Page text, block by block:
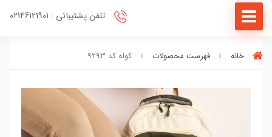
تلفن پشتیبانی : 02146121901
خانه فهرست محصولات کوله کد ۹۲۹۳